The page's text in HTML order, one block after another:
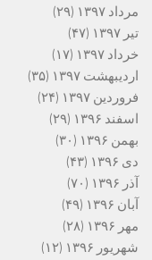
مرداد ۱۳۹۷
(۲۹)
تیر ۱۳۹۷
(۴۷)
خرداد ۱۳۹۷
(۱۷)
اردیبهشت ۱۳۹۷
(۳۵)
فروردین ۱۳۹۷
(۲۴)
اسفند ۱۳۹۶
(۲۹)
بهمن ۱۳۹۶
(۳۰)
دی ۱۳۹۶
(۴۳)
آذر ۱۳۹۶
(۷۰)
آبان ۱۳۹۶
(۴۹)
مهر ۱۳۹۶
(۲۸)
شهریور ۱۳۹۶
(۱۲)